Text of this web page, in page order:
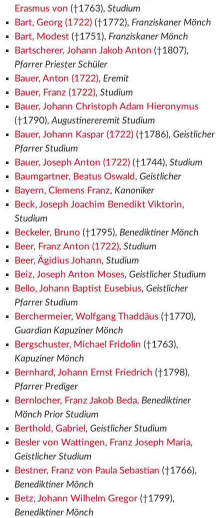
Erasmus von (†1763), Studium
Bart, Georg (1722)(†1772), Franziskaner Mönch
Bart, Modest(†1751), Franziskaner Mönch
Bartscherer, Johann Jakob Anton (†1807),
Pfarrer Priester Schüler
Bauer, Anton (1722), Eremit
Bauer, Franz (1722), Studium
Bauer, Johann Christoph Adam Hieronymus
(†1790),Augustinereremit Studium
Bauer, Johann Kaspar (1722)(†1786), Geistlicher
Pfarrer Studium
Bauer, Joseph Anton (1722)(†1744), Studium
Baumgartner, Beatus Oswald , Geistlicher
Bayern, Clemens Franz, Kanoniker
Beck, Joseph Joachim Benedikt Viktorin,
Studium
Beckeler, Bruno (†1795), Benediktiner Mönch
Beer, Franz Anton (1722), Studium
Beer, Ägidius Johann, Studium
Beiz, Joseph Anton Moses, Geistlicher Studium
Bello, Johann Baptist Eusebius, Geistlicher
Pfarrer Studium
Berchermeier, Wolfgang Thaddäus(†1770),
Guardian Kapuziner Mönch
Bergschuster, Michael Fridolin (†1763),
Kapuziner Mönch
Bernhard, Johann Ernst Friedrich (†1798),
Pfarrer Prediger
Bernlocher, Franz Jakob Beda, Benediktiner
Mönch Prior Studium
Berthold, Gabriel , Geistlicher Studium
Besler von Wattingen, Franz Joseph Maria,
Geistlicher Studium
Bestner, Franz von Paula Sebastian (†1766),
Benediktiner Mönch
Betz, Johann Wilhelm Gregor(†1799),
Benediktiner Mönch